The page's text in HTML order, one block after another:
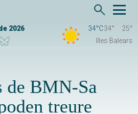
2026 34°C34°
25°
Illes Balears
de BMN-Sa
treure